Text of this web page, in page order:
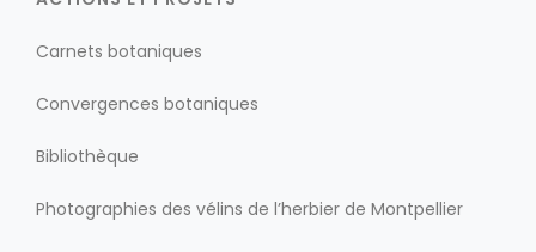
Carnets botaniques
Convergences botaniques
Bibliothèque
Photographies des vélins de l’herbier de Montpellier